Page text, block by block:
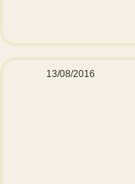
13/08/2016